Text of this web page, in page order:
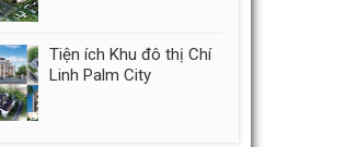
Tiện ích Khu đô thị Chí
Linh Palm City